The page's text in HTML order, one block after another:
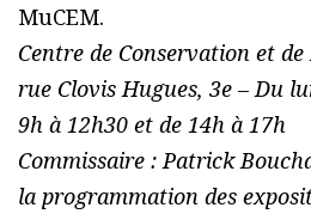
MuCEM.
Centre de Conservation et de
rue Clovis Hugues, 3e – Du
9h à 12h30 et de 14h à 17h
Commissaire : Patrick
la programmation des